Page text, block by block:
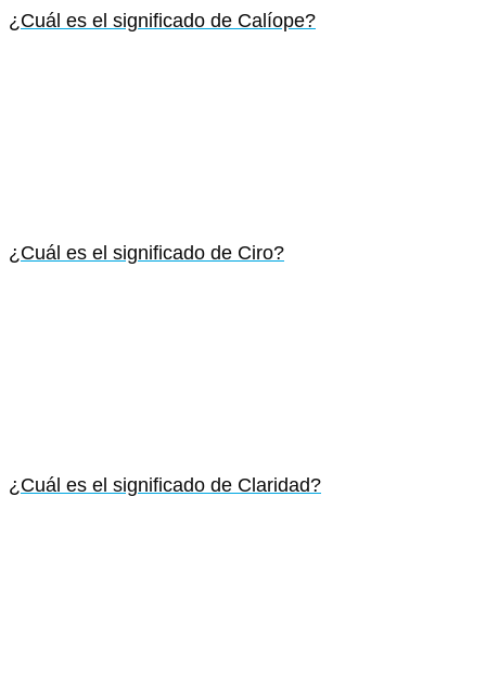
¿Cuál es el significado de Calíope?
¿Cuál es el significado de Ciro?
¿Cuál es el significado de Claridad?